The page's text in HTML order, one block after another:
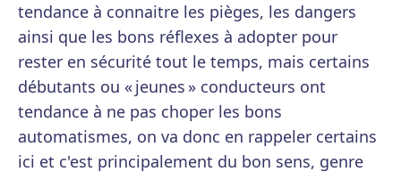
tendance à connaitre les pièges, les dangers
ainsi que les bons réflexes à adopter pour
rester en sécurité tout le temps, mais certains
débutants ou « jeunes » conducteurs ont
tendance à ne pas choper les bons
automatismes, on va donc en rappeler certains
ici et c'est principalement du bon sens, genre